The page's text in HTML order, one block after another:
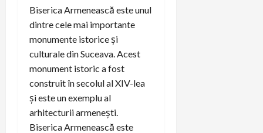
Biserica Armenească este unul
dintre cele mai importante
monumente istorice și
culturale din Suceava. Acest
monument istoric a fost
construit în secolul al XIV-lea
și este un exemplu al
arhitecturii armenești.
Biserica Armenească este